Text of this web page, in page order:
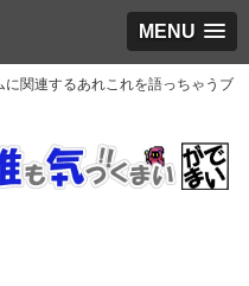
MENU
関連するあれこれを語っちゃうブ